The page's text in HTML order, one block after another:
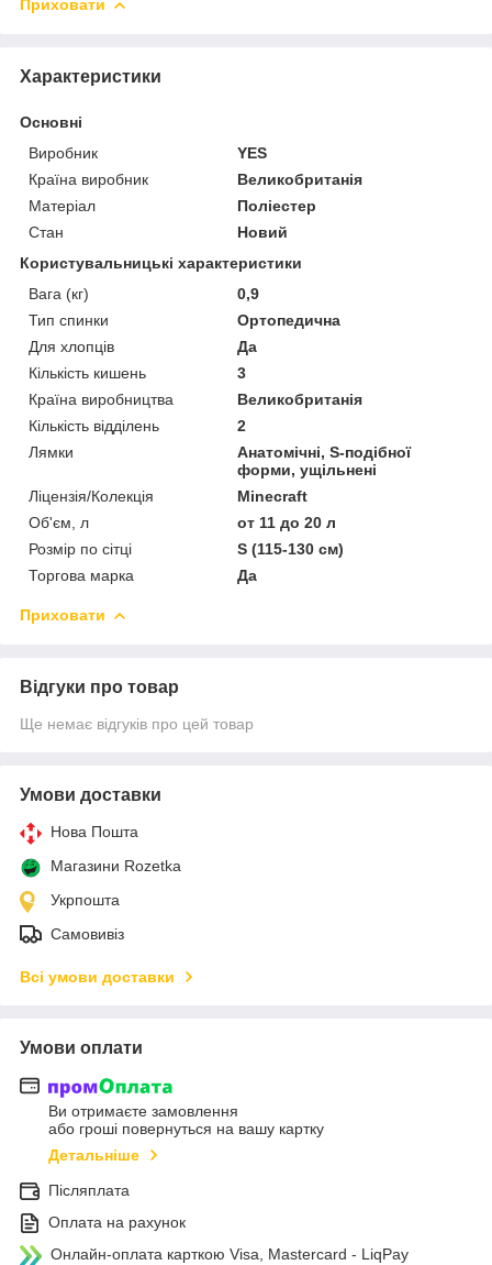
Приховати
Характеристики
Основні
Виробник
YES
Країна виробник
Великобританія
Матеріал
Поліестер
Стан
Новий
Користувальницькі характеристики
Вага (кг)
0,9
Тип спинки
Ортопедична
Для хлопців
Да
Кількість кишень
3
Країна виробництва
Великобританія
Кількість відділень
2
Лямки
Анатомічні, S-подібної
форми, ущільнені
Ліцензія/Колекція
Minecraft
Об'єм, л
от 11 до 20 л
Розмір по сітці
S (115-130 см)
Торгова марка
Да
Приховати
Відгуки про товар
Ще немає відгуків про цей товар
Умови доставки
Нова Пошта
Магазини Rozetka
Укрпошта
Самовивіз
Всі умови доставки
Умови оплати
Ви отримаєте замовлення
або гроші повернуться на вашу картку
Детальніше
Післяплата
Оплата на рахунок
Онлайн-оплата карткою Visa, Mastercard - LiqPay